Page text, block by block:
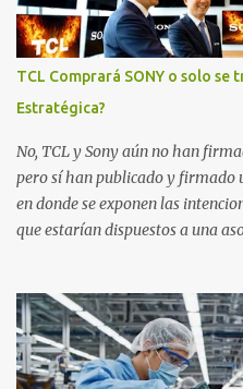
más latas en el C6K, como
del C6K porque tiene más brillo
lo más importante sería el
realidad el resultado en el P6K
porque de hecho está bien
básico sin atenuación local. Pero
TCL Comprará SONY o solo se
Estratégica?
No, TCL y Sony aún no han
pero sí han publicado y firmado
en donde se exponen las
que estarían dispuestos a una
TCL, y del 49% para Sony. Se
este 2026 Sony y TCL
ejecutar acuerdos vinculantes